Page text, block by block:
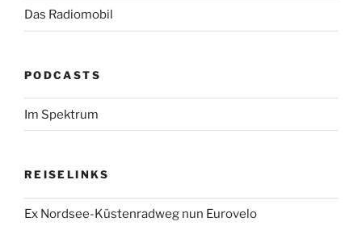
Das Radiomobil
PODCASTS
Im Spektrum
REISELINKS
Ex Nordsee-Küstenradweg nun Eurovelo